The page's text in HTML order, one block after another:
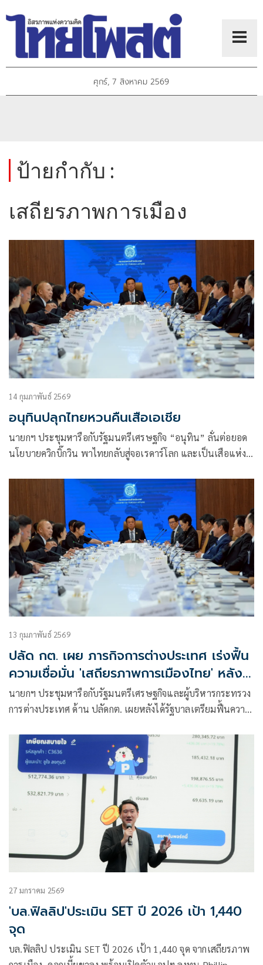
ศุกร์, 7 สิงหาคม 2569
ป้ายกำกับ :
เสถียรภาพการเมือง
14 กุมภาพันธ์ 2569
อนุทินปลุกไทยหวนคืนเสือเอเชีย
นายกฯ ประชุมหารือกับรัฐมนตรีเศรษฐกิจ “อนุทิน” ลั่นต่อยอด
นโยบายควิกบิ๊กวิน พาไทยกลับสู่จอเรดาร์โลก และเป็นเสือแห่ง
13 กุมภาพันธ์ 2569
ปลัด กต. เผย ภารกิจการต่างประเทศ เร่งฟื้น
ความเชื่อมั่น 'เสถียรภาพการเมืองไทย' หลังมี
รัฐบาลใหม่
นายกฯ ประชุมหารือกับรัฐมนตรีเศรษฐกิจและผู้บริหารกระทรวง
การต่างประเทศ ด้าน ปลัดกต. เผยหลังได้รัฐบาลเตรียมฟื้นความ
27 มกราคม 2569
'บล.ฟิลลิป'ประเมิน SET ปี 2026 เป้า 1,440
จุด
บล.ฟิลลิป ประเมิน SET ปี 2026 เป้า 1,440 จุด จากเสถียรภาพ